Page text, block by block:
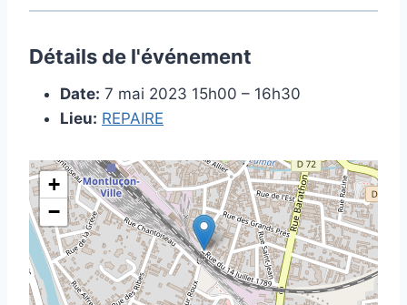
Détails de l'événement
Date: 7 mai 2023 15h00 – 16h30
Lieu: REPAIRE
+
−